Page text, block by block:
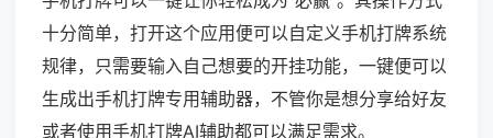
十分简单，打开这个应用便可以自定义手机打牌系统
规律，只需要输入自己想要的开挂功能，一键便可以
生成出手机打牌专用辅助器，不管你是想分享给好友
或者使用手机打牌AI辅助都可以满足需求。